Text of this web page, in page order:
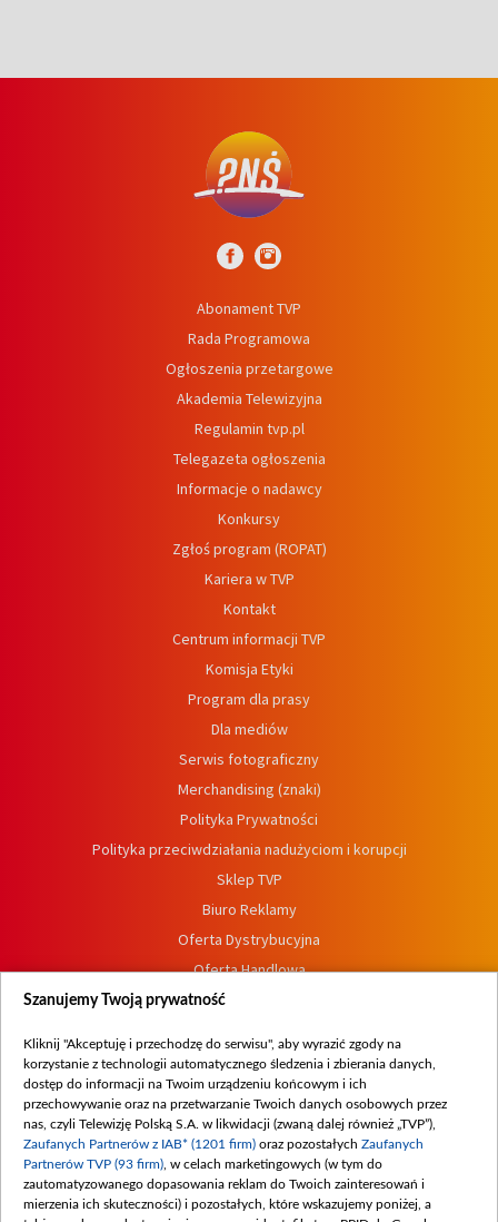
Abonament TVP
Rada Programowa
Ogłoszenia przetargowe
Akademia Telewizyjna
Regulamin tvp.pl
Telegazeta ogłoszenia
Informacje o nadawcy
Konkursy
Zgłoś program (ROPAT)
Kariera w TVP
Kontakt
Centrum informacji TVP
Komisja Etyki
Program dla prasy
Dla mediów
Serwis fotograficzny
Merchandising (znaki)
Polityka Prywatności
Polityka przeciwdziałania nadużyciom i korupcji
Sklep TVP
Biuro Reklamy
Oferta Dystrybucyjna
Oferta Handlowa
Dostępność
Procedura zgłoszeń wewnętrznych
Szanujemy Twoją prywatność
Kliknij "Akceptuję i przechodzę do serwisu", aby wyrazić zgody na
korzystanie z technologii automatycznego śledzenia i zbierania danych,
dostęp do informacji na Twoim urządzeniu końcowym i ich
przechowywanie oraz na przetwarzanie Twoich danych osobowych przez
nas, czyli Telewizję Polską S.A. w likwidacji (zwaną dalej również „TVP”),
Zaufanych Partnerów z IAB* (1201 firm) oraz pozostałych Zaufanych
Partnerów TVP (93 firm) , w celach marketingowych (w tym do
zautomatyzowanego dopasowania reklam do Twoich zainteresowań i
mierzenia ich skuteczności) i pozostałych, które wskazujemy poniżej, a